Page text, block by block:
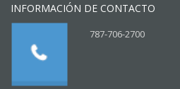
INFORMACIÓN DE CONTACTO
787-706-2700